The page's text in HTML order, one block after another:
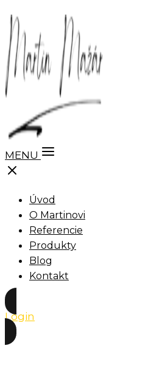
MENU
Úvod
O Martinovi
Referencie
Produkty
Blog
Kontakt
Login